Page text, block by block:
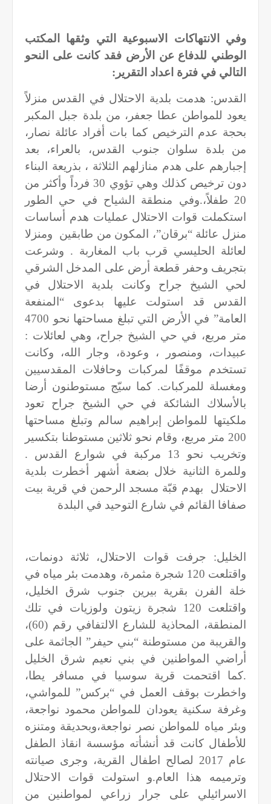
وفي الانتهاكات الاسبوعية التي وثقها المكتب
الوطني للدفاع عن الأرض فقد كانت على النحو
التالي في فترة اعداد التقرير:
القدس: هدمت بلدية الاحتلال في القدس منزلاً
يعود للمواطن عطا جعفر، من بلدة جبل المكبر
بحجة عدم الترخيص كما بات أفراد عائلة نصار،
من بلدة سلوان جنوب القدس، بالعراء، بعد
إجبارهم على هدم منازلهم الثلاثة ، بذريعة البناء
دون ترخيص كذلك وهي تؤوي 30 فرداً وأكثر من
20 طفلاً،.وفي منطقة الشياح في حي الطور
استكملت قوات الاحتلال عمليات هدم أساسات
منزل عائلة “برقان”، المكون من طابقين
ومنزلا
لعائلة الحليسي قرب باب المغاربة . وشرعت
بتجريف وحفر قطعة أرض على المدخل الشرقي
لحي الشيخ جراح وكانت بلدية الاحتلال في
القدس قد استولت عليها بدعوى “المنفعة
العامة” في الأرض التي تبلغ مساحتها نحو 4700
متر مربع، في حي الشيخ جراح، وهي لعائلات :
عبيدات، ومنصور ، وعودة، وجار الله، وكانت
تستخدم موقفًا لمركبات وحافلات المقدسيين
ومغسلة للمركبات. كما سيّج مستوطنون أرضا
بالأسلاك الشائكة في حي الشيخ جراح تعود
ملكيتها للمواطن إبراهيم سالم وتبلغ مساحتها
200 متر مربع، وقام نحو ثلاثين مستوطنا بتكسير
وتخريب نحو 13 مركبة في شوارع القدس .
وللمرة الثانية خلال بضعة أشهر أخطرت بلدية
الاحتلال
بهدم قبّة مسجد الرحمن في قرية بيت
صفافا القائم في شارع التوحيد في البلدة
الخليل: جرفت قوات الاحتلال، ثلاثة دونمات،
واقتلعت 120 شجرة مثمرة، وهدمت بئر مياه في
خلة الفرن بقرية بيرين جنوب شرق الخليل،
واقتلعت 120 شجرة زيتون ولوزيات في تلك
المنطقة، المحاذية للشارع الالتفافي رقم (60)،
والقريبة من مستوطنة “بني حيفر” الجاثمة على
أراضي المواطنين في بني نعيم شرق الخليل
.كما اقتحمت قرية سوسيا في مسافر يطا،
واخطرت بوقف العمل في “بركس” للمواشي،
وغرفة سكنية يعودان للمواطن محمود نواجعة،
وبئر مياه للمواطن نصر نواجعة،وبحديقة ومتنزه
للأطفال كانت قد أنشأته مؤسسة انقاذ الطفل
عام 2017 لصالح اطفال القرية، وجرى صيانته
وترميمه هذا العام.و استولت قوات الاحتلال
الاسرائيلي على جرار زراعي لمواطنين من